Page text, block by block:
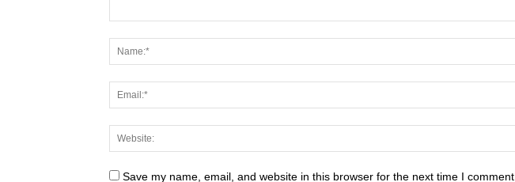
Save my name, email, and website in this browser for the next time I comment.